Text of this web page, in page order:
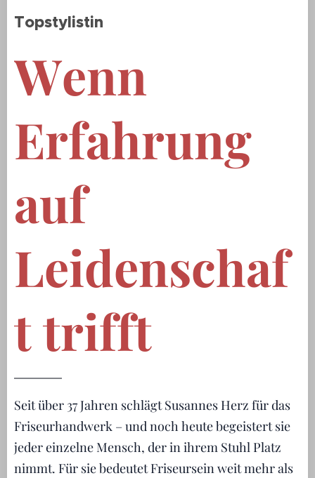
Topstylistin
Wenn
Erfahrung
auf
Leidenschaf
t trifft
Seit über 37 Jahren schlägt Susannes Herz für das
Friseurhandwerk – und noch heute begeistert sie
jeder einzelne Mensch, der in ihrem Stuhl Platz
nimmt. Für sie bedeutet Friseursein weit mehr als